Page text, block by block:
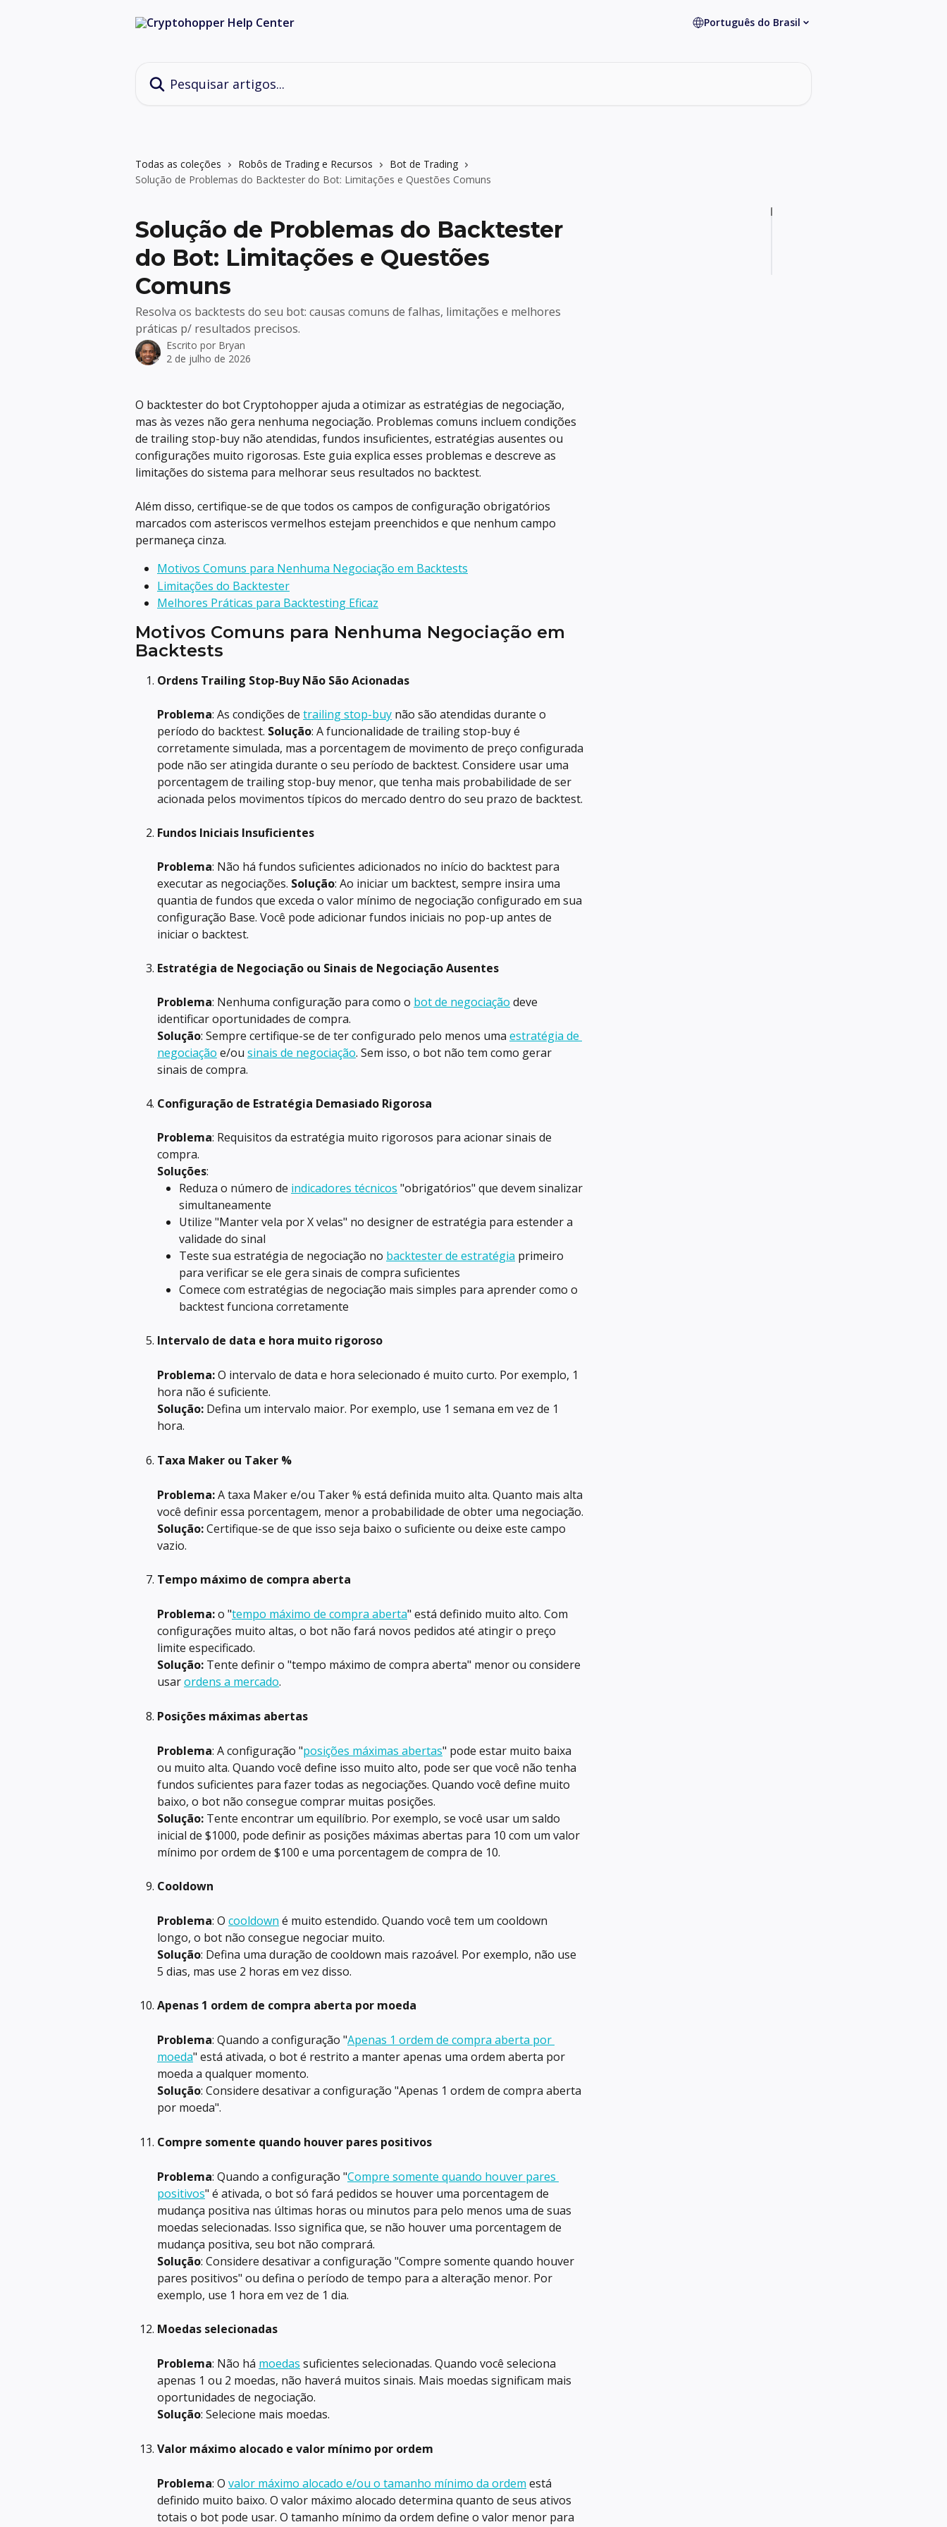
Português do Brasil
Todas as coleções Robôs de Trading e Recursos
Bot de Trading
Solução de Problemas do Backtester do Bot: Limitações e Questões Comuns
Solução de Problemas do Backtester
do Bot: Limitações e Questões
Comuns
Resolva os backtests do seu bot: causas comuns de falhas, limitações e melhores
práticas p/ resultados precisos.
Escrito por Bryan
2 de julho de 2026
O backtester do bot Cryptohopper ajuda a otimizar as estratégias de negociação,
mas às vezes não gera nenhuma negociação. Problemas comuns incluem condições
de trailing stop-buy não atendidas, fundos insuficientes, estratégias ausentes ou
configurações muito rigorosas. Este guia explica esses problemas e descreve as
limitações do sistema para melhorar seus resultados no backtest.
Além disso, certifique-se de que todos os campos de configuração obrigatórios
marcados com asteriscos vermelhos estejam preenchidos e que nenhum campo
permaneça cinza.
Motivos Comuns para Nenhuma Negociação em Backtests
Limitações do Backtester
Melhores Práticas para Backtesting Eficaz
Motivos Comuns para Nenhuma Negociação em
Backtests
Ordens Trailing Stop-Buy Não São Acionadas
Problema: As condições de trailing stop-buy não são atendidas durante o
período do backtest. Solução: A funcionalidade de trailing stop-buy é
corretamente simulada, mas a porcentagem de movimento de preço configurada
pode não ser atingida durante o seu período de backtest. Considere usar uma
porcentagem de trailing stop-buy menor, que tenha mais probabilidade de ser
acionada pelos movimentos típicos do mercado dentro do seu prazo de backtest.
Fundos Iniciais Insuficientes
Problema: Não há fundos suficientes adicionados no início do backtest para
executar as negociações. Solução: Ao iniciar um backtest, sempre insira uma
quantia de fundos que exceda o valor mínimo de negociação configurado em sua
configuração Base. Você pode adicionar fundos iniciais no pop-up antes de
iniciar o backtest.
Estratégia de Negociação ou Sinais de Negociação Ausentes
Problema: Nenhuma configuração para como o bot de negociação deve
identificar oportunidades de compra.
Solução: Sempre certifique-se de ter configurado pelo menos uma estratégia de
negociação e/ou sinais de negociação. Sem isso, o bot não tem como gerar
sinais de compra.
Configuração de Estratégia Demasiado Rigorosa
Problema: Requisitos da estratégia muito rigorosos para acionar sinais de
compra.
Soluções:
Reduza o número de indicadores técnicos "obrigatórios" que devem sinalizar
simultaneamente
Utilize "Manter vela por X velas" no designer de estratégia para estender a
validade do sinal
Teste sua estratégia de negociação no backtester de estratégia primeiro
para verificar se ele gera sinais de compra suficientes
Comece com estratégias de negociação mais simples para aprender como o
backtest funciona corretamente
Intervalo de data e hora muito rigoroso
Problema: O intervalo de data e hora selecionado é muito curto. Por exemplo, 1
hora não é suficiente.
Solução: Defina um intervalo maior. Por exemplo, use 1 semana em vez de 1
hora.
Taxa Maker ou Taker %
Problema: A taxa Maker e/ou Taker % está definida muito alta. Quanto mais alta
você definir essa porcentagem, menor a probabilidade de obter uma negociação.
Solução: Certifique-se de que isso seja baixo o suficiente ou deixe este campo
vazio.
Tempo máximo de compra aberta
Problema: o "tempo máximo de compra aberta" está definido muito alto. Com
configurações muito altas, o bot não fará novos pedidos até atingir o preço
limite especificado.
Solução: Tente definir o "tempo máximo de compra aberta" menor ou considere
usar ordens a mercado.
Posições máximas abertas
Problema: A configuração "posições máximas abertas" pode estar muito baixa
ou muito alta. Quando você define isso muito alto, pode ser que você não tenha
fundos suficientes para fazer todas as negociações. Quando você define muito
baixo, o bot não consegue comprar muitas posições.
Solução: Tente encontrar um equilíbrio. Por exemplo, se você usar um saldo
inicial de $1000, pode definir as posições máximas abertas para 10 com um valor
mínimo por ordem de $100 e uma porcentagem de compra de 10.
Cooldown
Problema: O cooldown é muito estendido. Quando você tem um cooldown
longo, o bot não consegue negociar muito.
Solução: Defina uma duração de cooldown mais razoável. Por exemplo, não use
5 dias, mas use 2 horas em vez disso.
Apenas 1 ordem de compra aberta por moeda
Problema: Quando a configuração "Apenas 1 ordem de compra aberta por
moeda" está ativada, o bot é restrito a manter apenas uma ordem aberta por
moeda a qualquer momento.
Solução: Considere desativar a configuração "Apenas 1 ordem de compra aberta
por moeda".
Compre somente quando houver pares positivos
Problema: Quando a configuração "Compre somente quando houver pares
positivos" é ativada, o bot só fará pedidos se houver uma porcentagem de
mudança positiva nas últimas horas ou minutos para pelo menos uma de suas
moedas selecionadas. Isso significa que, se não houver uma porcentagem de
mudança positiva, seu bot não comprará.
Solução: Considere desativar a configuração "Compre somente quando houver
pares positivos" ou defina o período de tempo para a alteração menor. Por
exemplo, use 1 hora em vez de 1 dia.
Moedas selecionadas
Problema: Não há moedas suficientes selecionadas. Quando você seleciona
apenas 1 ou 2 moedas, não haverá muitos sinais. Mais moedas significam mais
oportunidades de negociação.
Solução: Selecione mais moedas.
Valor máximo alocado e valor mínimo por ordem
Problema: O valor máximo alocado e/ou o tamanho mínimo da ordem está
definido muito baixo. O valor máximo alocado determina quanto de seus ativos
totais o bot pode usar. O tamanho mínimo da ordem define o valor menor para